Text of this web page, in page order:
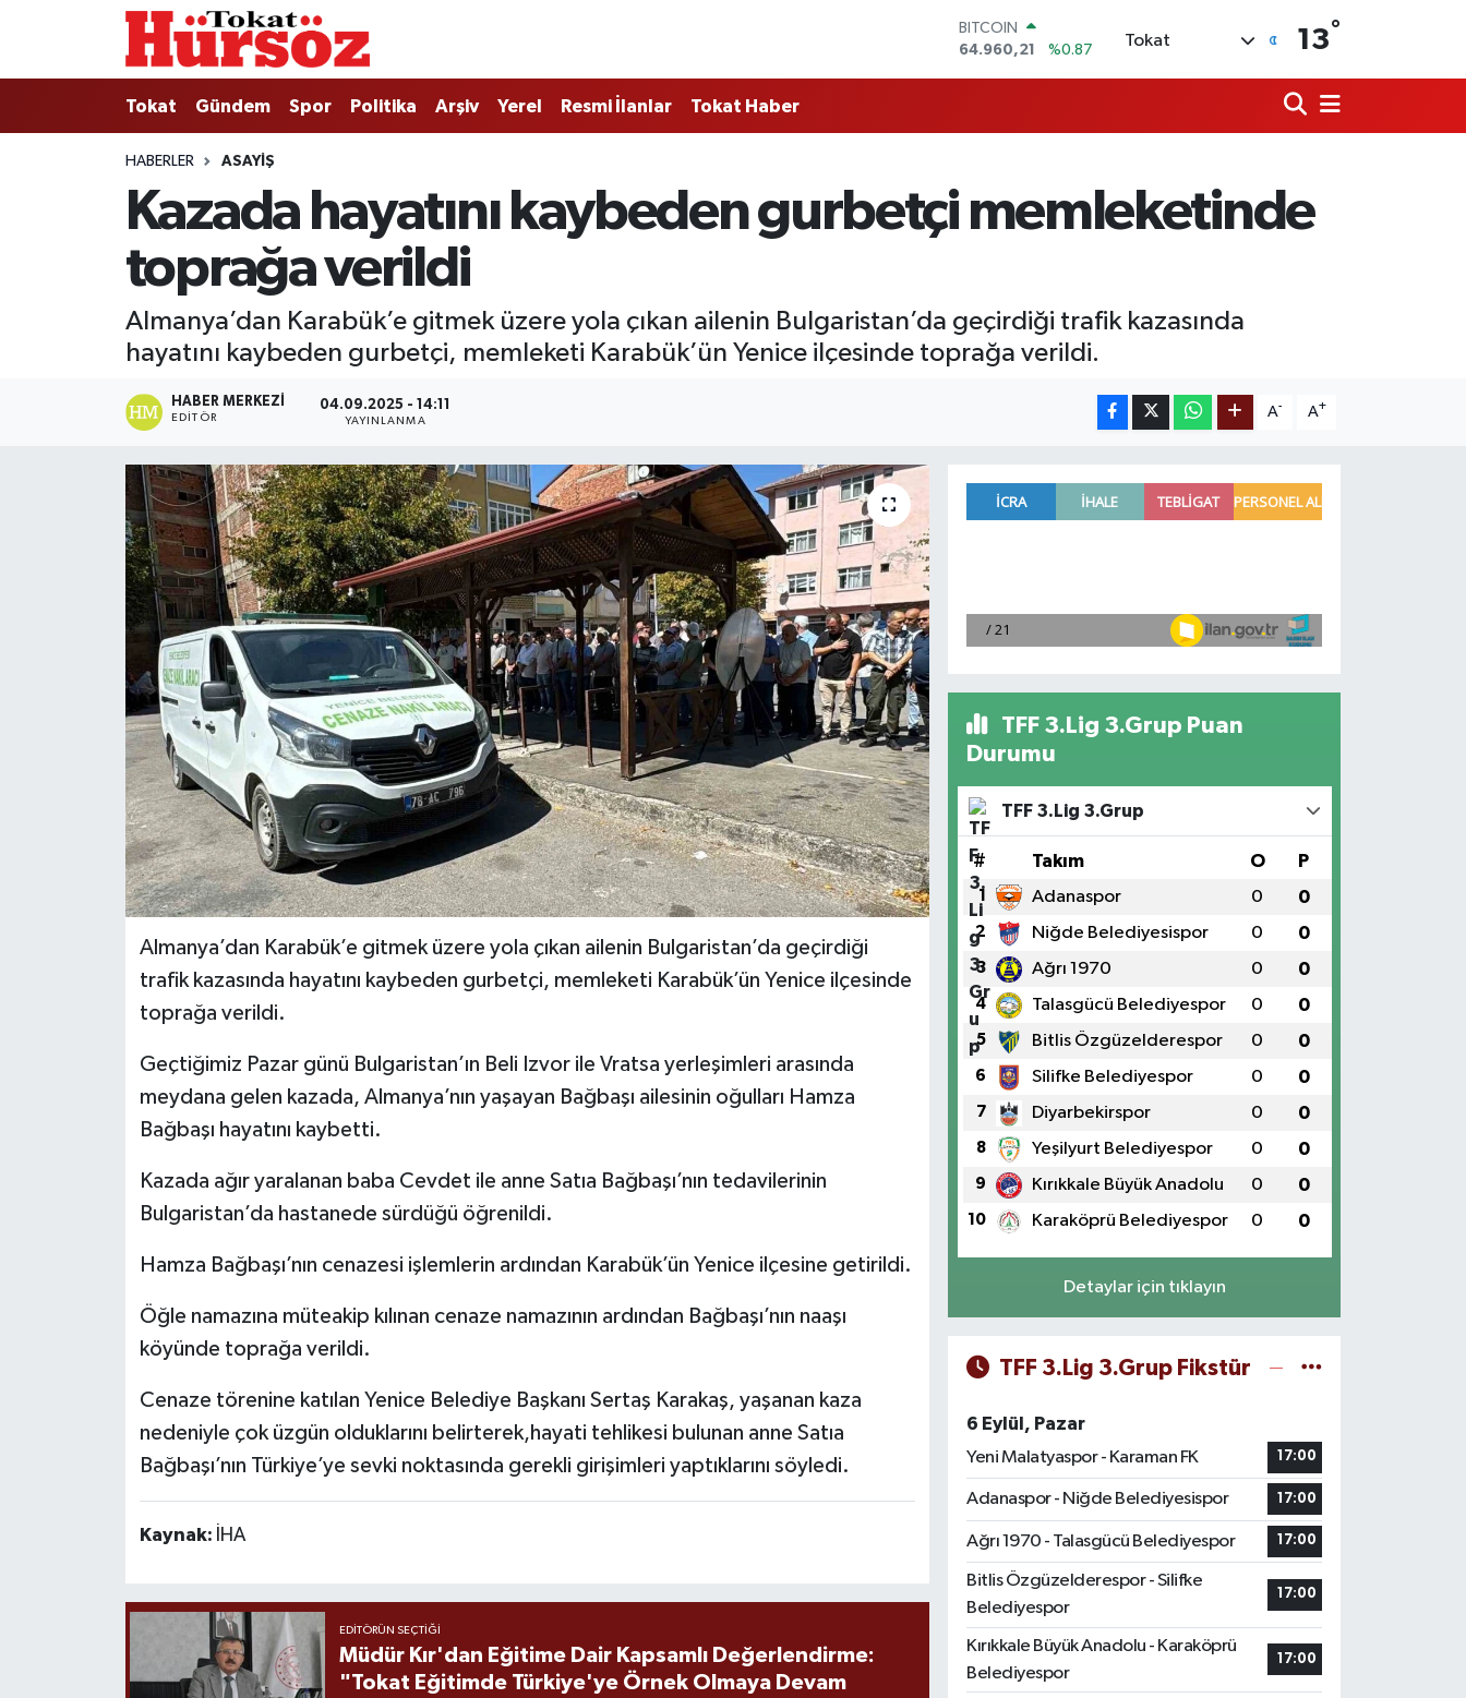
BITCOIN
64.960,21
%0.87
55,2510
%0.32
GRAM ALTIN
6660.55
%0.03
Tokat 13°
Tokat Gündem Spor Politika Arşiv Yerel Resmi İlanlar Tokat Haber
HABERLER ASAYIŞ
Kazada hayatını kaybeden gurbetçi memleketinde
toprağa verildi
Almanya’dan Karabük’e gitmek üzere yola çıkan ailenin Bulgaristan’da geçirdiği trafik kazasında
hayatını kaybeden gurbetçi, memleketi Karabük’ün Yenice ilçesinde toprağa verildi.
HABER MERKEZI
EDITÖR
04.09.2025 - 14:11
YAYINLANMA
A- A+
Almanya’dan Karabük’e gitmek üzere yola çıkan ailenin Bulgaristan’da geçirdiği
trafik kazasında hayatını kaybeden gurbetçi, memleketi Karabük’ün Yenice ilçesinde
toprağa verildi.
Geçtiğimiz Pazar günü Bulgaristan’ın Beli Izvor ile Vratsa yerleşimleri arasında
meydana gelen kazada, Almanya’nın yaşayan Bağbaşı ailesinin oğulları Hamza
Bağbaşı hayatını kaybetti.
Kazada ağır yaralanan baba Cevdet ile anne Satıa Bağbaşı’nın tedavilerinin
Bulgaristan’da hastanede sürdüğü öğrenildi.
Hamza Bağbaşı’nın cenazesi işlemlerin ardından Karabük’ün Yenice ilçesine getirildi.
Öğle namazına müteakip kılınan cenaze namazının ardından Bağbaşı’nın naaşı
köyünde toprağa verildi.
Cenaze törenine katılan Yenice Belediye Başkanı Sertaş Karakaş, yaşanan kaza
nedeniyle çok üzgün olduklarını belirterek,hayati tehlikesi bulunan anne Satıa
Bağbaşı’nın Türkiye’ye sevki noktasında gerekli girişimleri yaptıklarını söyledi.
Kaynak: İHA
EDITÖRÜN SEÇTIĞI
Müdür Kır'dan Eğitime Dair Kapsamlı Değerlendirme:
"Tokat Eğitimde Türkiye'ye Örnek Olmaya Devam
TFF 3.Lig 3.Grup Puan
Durumu
TFF 3.Lig 3.Grup
# Takım O P
1 Adanaspor 0 0
2 Niğde Belediyesispor 0 0
3 Ağrı 1970 0 0
4 Talasgücü Belediyespor 0 0
5 Bitlis Özgüzelderespor 0 0
6 Silifke Belediyespor 0 0
7 Diyarbekirspor 0 0
8 Yeşilyurt Belediyespor 0 0
9 Kırıkkale Büyük Anadolu 0 0
10 Karaköprü Belediyespor 0 0
Detaylar için tıklayın
TFF 3.Lig 3.Grup Fikstür
6 Eylül, Pazar
Yeni Malatyaspor - Karaman FK
17:00
Adanaspor - Niğde Belediyesispor 17:00
Ağrı 1970 - Talasgücü Belediyespor 17:00
Bitlis Özgüzelderespor - Silifke
Belediyespor
17:00
Kırıkkale Büyük Anadolu - Karaköprü
Belediyespor
17:00
Tokat
Türkiye Gündemi
Gündem
Politika
Tokat Spor
Ekonomi
Tokat Haber
Nöbetçi Eczaneler
Hava Durumu
Tokat Namaz Vakitleri
Trafik Durumu
Tüm Manşetler
Son Dakika Haberleri
Haber Arşivi